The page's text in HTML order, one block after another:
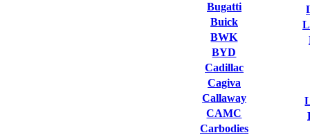
Bugatti
Buick
BWK
BYD
Cadillac
Cagiva
Callaway
CAMC
Carbodies